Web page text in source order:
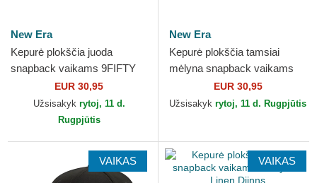
New Era
Kepurė plokščia juoda
snapback vaikams 9FIFTY
Batman DC Comics New Era
EUR 30,95
Užsisakyk rytoj, 11 d.
Rugpjūtis
New Era
Kepurė plokščia tamsiai
mėlyna snapback vaikams
9FIFTY Superman DC
Comics New Era
EUR 30,95
Užsisakyk rytoj, 11 d. Rugpjūtis
VAIKAS VAIKAS